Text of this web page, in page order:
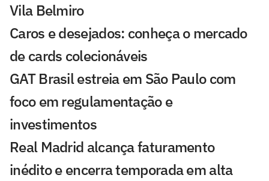
Vila Belmiro
Caros e desejados: conheça o mercado
de cards colecionáveis
GAT Brasil estreia em São Paulo com
foco em regulamentação e
investimentos
Real Madrid alcança faturamento
inédito e encerra temporada em alta